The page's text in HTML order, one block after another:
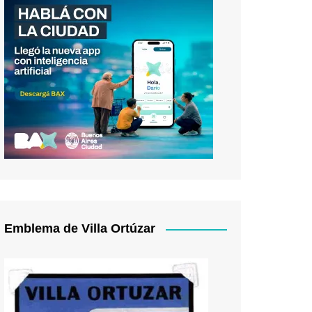
Emblema de Villa Ortúzar